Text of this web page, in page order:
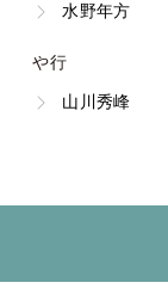
水野年方
や行
山川秀峰